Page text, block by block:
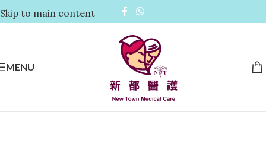
Skip to main content
MENU